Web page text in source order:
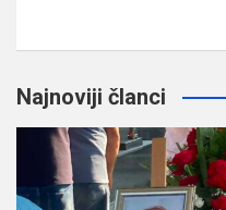
Najnoviji članci